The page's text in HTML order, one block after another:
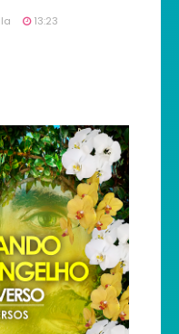
13:23